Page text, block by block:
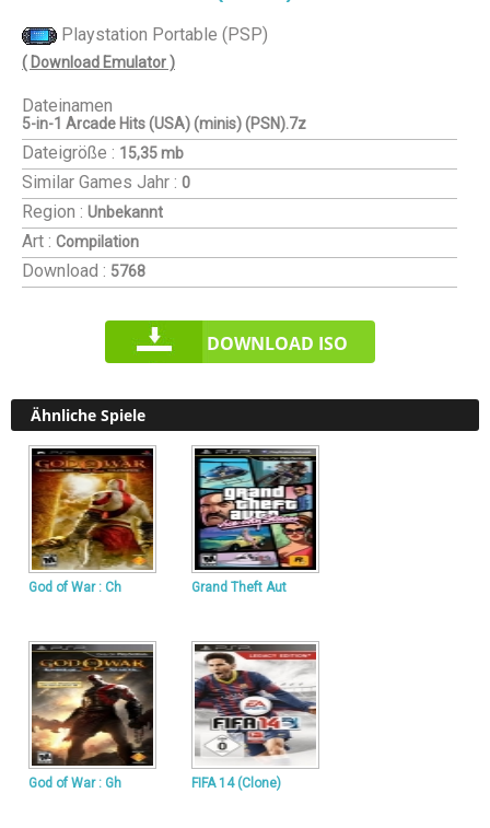
Playstation Portable (PSP)
( Download Emulator )
Dateinamen
5-in-1 Arcade Hits (USA) (minis) (PSN).7z
Dateigröße : 15,35 mb
Similar Games Jahr : 0
Region : Unbekannt
Art : Compilation
Download : 5768
DOWNLOAD ISO
Ähnliche Spiele
God of War : Ch Grand Theft Aut
God of War : Gh FIFA 14 (Clone)